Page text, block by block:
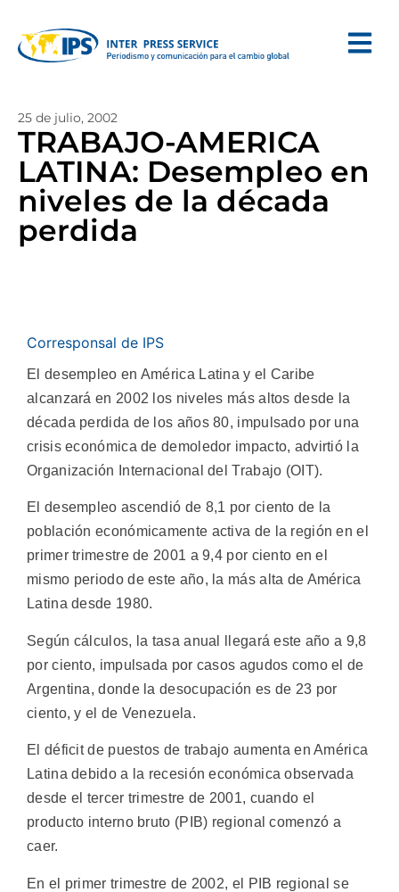
25 de julio, 2002
TRABAJO-AMERICA
LATINA: Desempleo en
niveles de la década
perdida
Corresponsal de IPS
El desempleo en América Latina y el Caribe
alcanzará en 2002 los niveles más altos desde la
década perdida de los años 80, impulsado por una
crisis económica de demoledor impacto, advirtió la
Organización Internacional del Trabajo (OIT).
El desempleo ascendió de 8,1 por ciento de la
población económicamente activa de la región en el
primer trimestre de 2001 a 9,4 por ciento en el
mismo periodo de este año, la más alta de América
Latina desde 1980.
Según cálculos, la tasa anual llegará este año a 9,8
por ciento, impulsada por casos agudos como el de
Argentina, donde la desocupación es de 23 por
ciento, y el de Venezuela.
El déficit de puestos de trabajo aumenta en América
Latina debido a la recesión económica observada
desde el tercer trimestre de 2001, cuando el
producto interno bruto (PIB) regional comenzó a
caer.
En el primer trimestre de 2002, el PIB regional se